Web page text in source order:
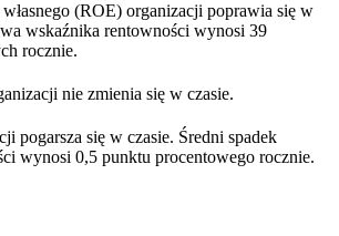
(ROE) organizacji poprawia się w
wskaźnika rentowności wynosi 39
rocznie.
nie zmienia się w czasie.
pogarsza się w czasie. Średni spadek
wynosi 0,5 punktu procentowego rocznie.